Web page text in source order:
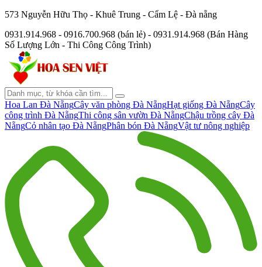
573 Nguyễn Hữu Thọ - Khuê Trung - Cẩm Lệ - Đà nẵng
0931.914.968 - 0916.700.968 (bán lẻ) - 0931.914.968 (Bán Hàng
Số Lượng Lớn - Thi Công Công Trình)
Hoa Lan Đà NẵngCây văn phòng Đà NẵngHạt giống Đà NẵngCây
công trình Đà NẵngThi công sân vườn Đà NẵngChậu trồng cây Đà
NẵngCỏ nhân tạo Đà NẵngPhân bón Đà NẵngVật tư nông nghiệp